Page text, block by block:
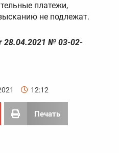
платежи,
не подлежат.
28.04.2021 № 03-02-
12:12
Печать